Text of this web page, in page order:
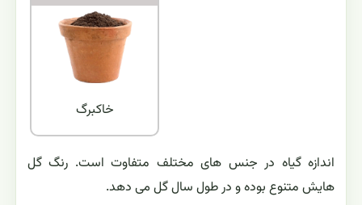
خاكبرگ
اندازه گیاه در جنس های مختلف متفاوت است. رنگ گل
هایش متنوع بوده و در طول سال گل می دهد.